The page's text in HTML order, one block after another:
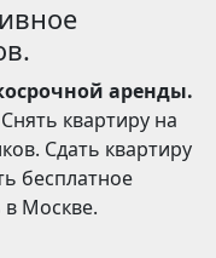
аренды.
квартиру на
Сдать квартиру
бесплатное
Москве.